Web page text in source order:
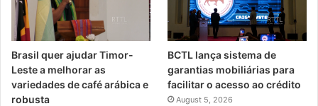
Brasil quer ajudar Timor-
Leste a melhorar as
variedades de café arábica e
robusta
BCTL lança sistema de
garantias mobiliárias para
facilitar o acesso ao crédito
August 5, 2026